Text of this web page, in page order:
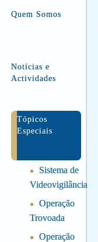
Quem Somos
Notícias e
Actividades
Tópicos
Especiais
●
Sistema de
Videovigilância
●
Operação
Trovoada
●
Operação